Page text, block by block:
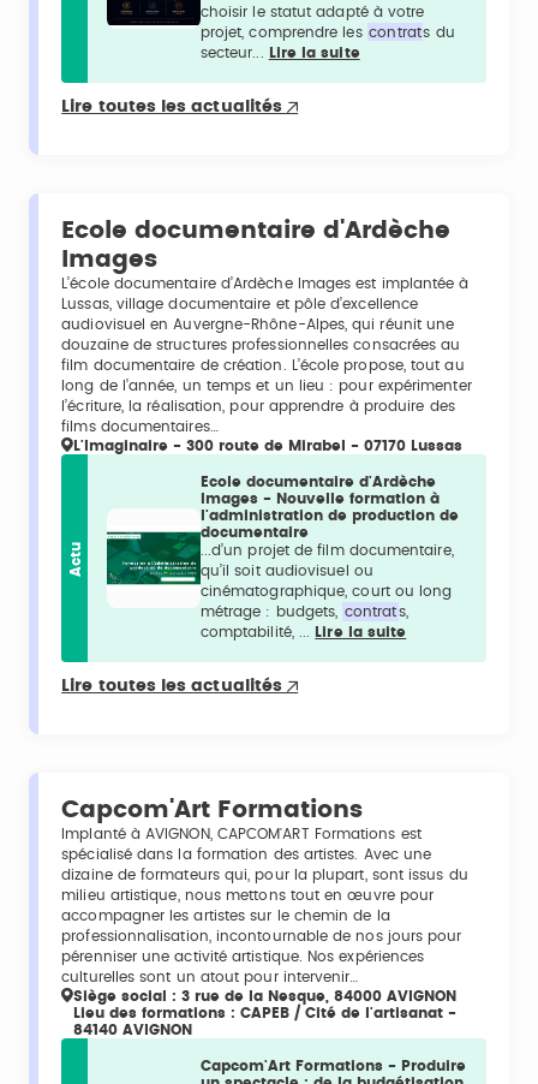
choisir le statut adapté à votre
projet, comprendre les contrats du
secteur...
Lire la suite
Lire toutes les actualités
Ecole documentaire d'Ardèche
Images
L’école documentaire d’Ardèche Images est implantée à
Lussas, village documentaire et pôle d’excellence
audiovisuel en Auvergne-Rhône-Alpes, qui réunit une
douzaine de structures professionnelles consacrées au
film documentaire de création. L’école propose, tout au
long de l’année, un temps et un lieu : pour expérimenter
l’écriture, la réalisation, pour apprendre à produire des
films documentaires…
L'Imaginaire - 300 route de Mirabel - 07170 Lussas
Actu
Ecole documentaire d'Ardèche
Images - Nouvelle formation à
l'administration de production de
documentaire
...d’un projet de film documentaire,
qu’il soit audiovisuel ou
cinématographique, court ou long
métrage : budgets,
contrats,
comptabilité, ...
Lire la suite
Lire toutes les actualités
Capcom'Art Formations
Implanté à AVIGNON, CAPCOM'ART Formations est
spécialisé dans la formation des artistes. Avec une
dizaine de formateurs qui, pour la plupart, sont issus du
milieu artistique, nous mettons tout en œuvre pour
accompagner les artistes sur le chemin de la
professionnalisation, incontournable de nos jours pour
pérenniser une activité artistique. Nos expériences
culturelles sont un atout pour intervenir…
Siège social : 3 rue de la Nesque, 84000 AVIGNON
Lieu des formations : CAPEB / Cité de l'artisanat -
84140 AVIGNON
Capcom'Art Formations - Produire